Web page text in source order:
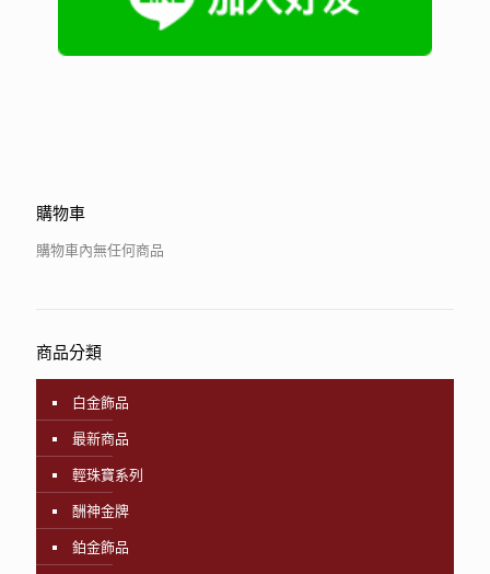
購物車
購物車內無任何商品
商品分類
白金飾品
最新商品
輕珠寶系列
酬神金牌
鉑金飾品